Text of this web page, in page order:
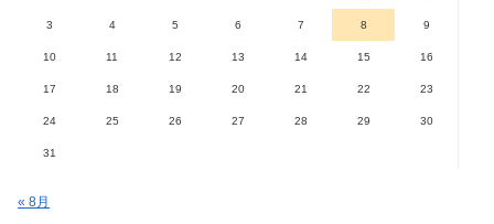
3 4 5 6 7 8 9
10 11 12 13 14 15 16
17 18 19 20 21 22 23
24 25 26 27 28 29 30
31
« 8月